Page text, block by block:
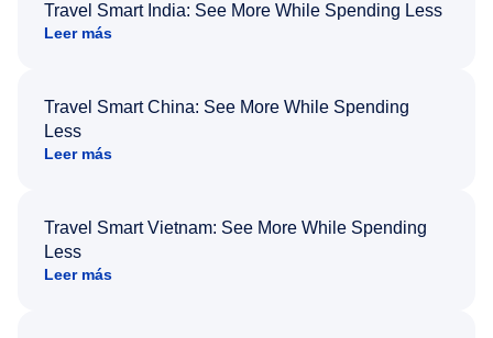
Travel Smart India: See More While Spending Less
Leer más
Travel Smart China: See More While Spending
Less
Leer más
Travel Smart Vietnam: See More While Spending
Less
Leer más